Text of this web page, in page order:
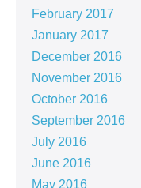
February 2017
January 2017
December 2016
November 2016
October 2016
September 2016
July 2016
June 2016
May 2016